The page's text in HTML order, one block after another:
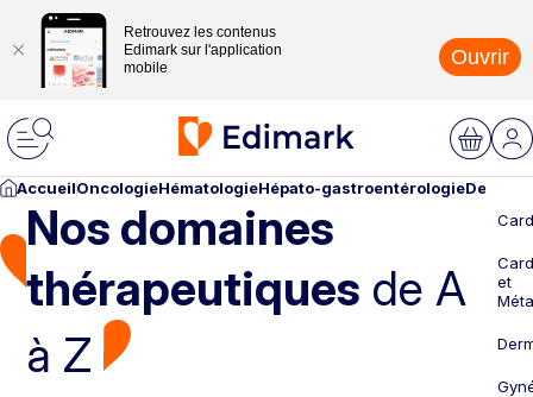
Retrouvez les contenus
Edimark sur l'application
mobile
Ouvrir
AccueilOncologieHématologieHépato-gastroentérologie
Nos domaines
thérapeutiques de A
à Z
et